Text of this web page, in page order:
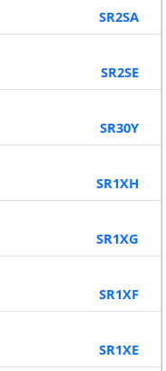
SR2SA
SR2SE
SR30Y
SR1XH
SR1XG
SR1XF
SR1XE